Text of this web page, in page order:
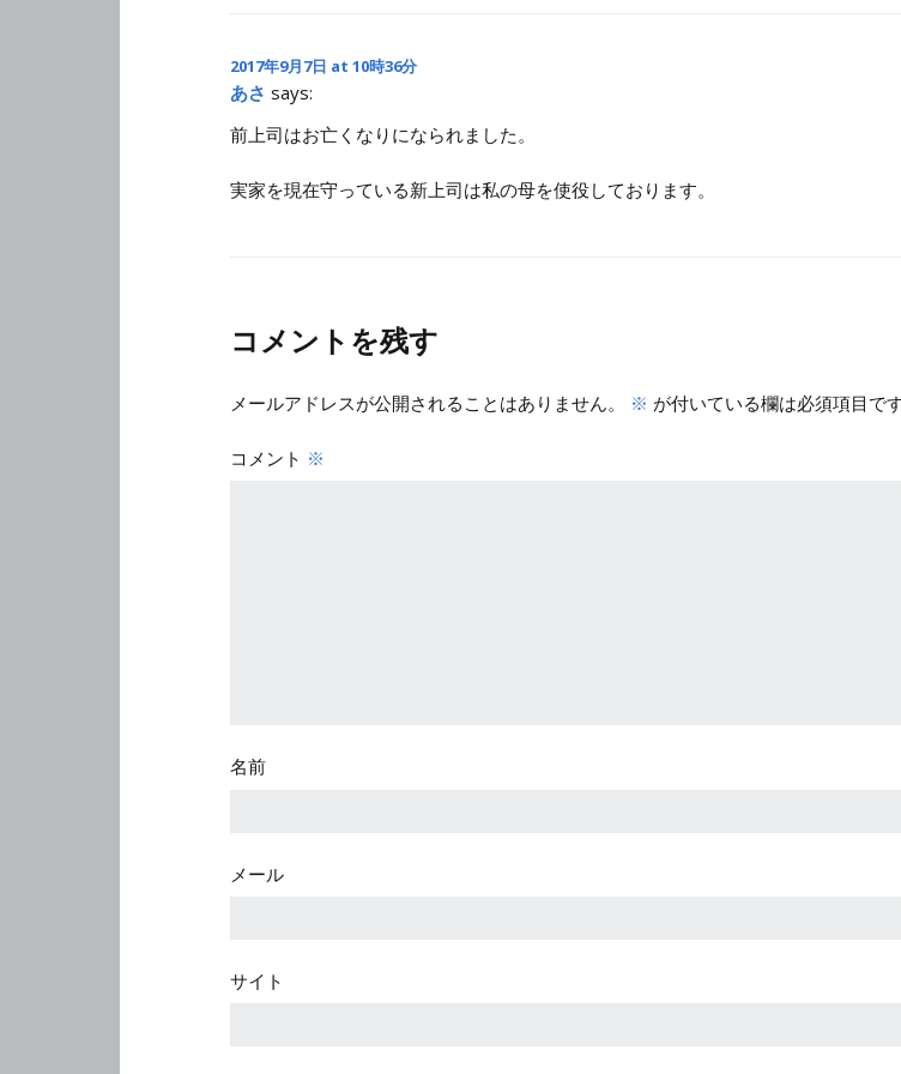
2017年9月7日 at 10時36分
あさ says:
前上司はお亡くなりになられました。
実家を現在守っている新上司は私の母を使役しております。
コメントを残す
メールアドレスが公開されることはありません。 ※ が付いている欄は必須項目で
コメント ※
名前
メール
サイト